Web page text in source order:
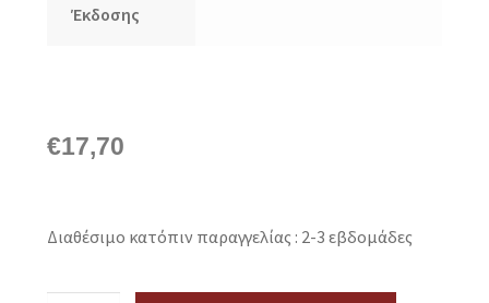
Έκδοσης
€17,70
Διαθέσιμο κατόπιν παραγγελίας : 2-3 εβδομάδες